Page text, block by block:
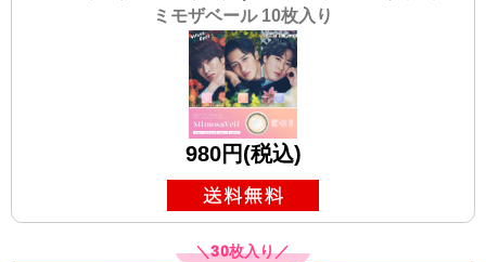
ミモザベール 10枚入り
980円(税込)
＼30枚入り／